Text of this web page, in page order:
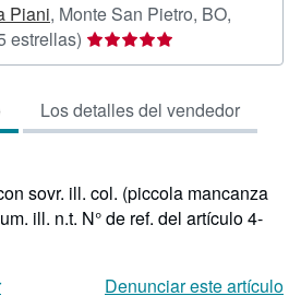
Piani, Monte San Pietro, BO,
estrellas) Calificación
del
5
de
estrellas
Los detalles del vendedor
sovr. ill. col. (piccola mancanza
ill. n.t. N° de ref. del artículo 4-
Denunciar este artículo